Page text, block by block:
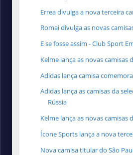
Errea divulga a nova terceira
Romai divulga as novas
E se fosse assim - Club Sport
Kelme lança as novas camisas
Adidas lança camisa
Adidas lança as camisas da
Rússia
Kelme lança as novas camisas
Ícone Sports lança a nova
Nova camisa titular do São